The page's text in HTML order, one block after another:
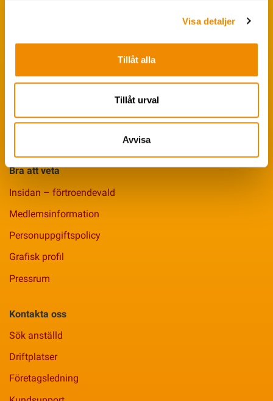
Visa detaljer
Tillåt alla
Tillåt urval
Avvisa
Ledarpraktikan
Bra att veta
Insidan – förtroendevald
Medlemsinformation
Personuppgiftspolicy
Grafisk profil
Pressrum
Kontakta oss
Sök anställd
Driftplatser
Företagsledning